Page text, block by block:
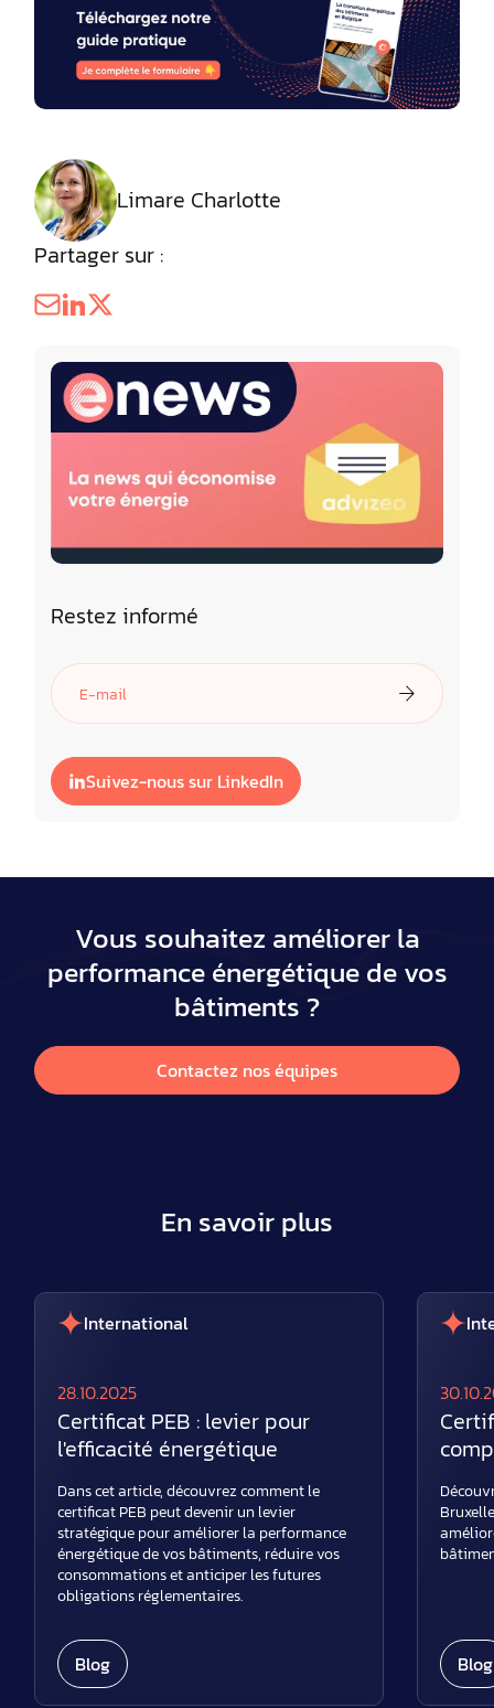
Limare Charlotte
Partager sur :
Restez informé
Suivez-nous sur LinkedIn
Vous souhaitez améliorer la
performance énergétique de vos
bâtiments ?
Contactez nos équipes
En savoir plus
International
28.10.2025
Certificat PEB : levier pour
l'efficacité énergétique
Dans cet article, découvrez comment le
certificat PEB peut devenir un levier
stratégique pour améliorer la performance
énergétique de vos bâtiments, réduire vos
consommations et anticiper les futures
obligations réglementaires.
Blog Blog